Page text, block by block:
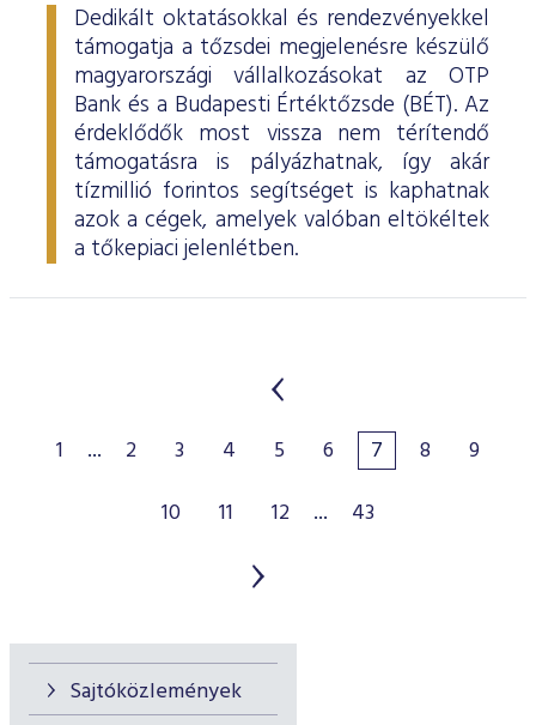
Sajtóközlemények
Dedikált oktatásokkal és rendezvényekkel
támogatja a tőzsdei megjelenésre készülő
magyarországi vállalkozásokat az OTP
Bank és a Budapesti Értéktőzsde (BÉT). Az
érdeklődők most vissza nem térítendő
támogatásra is pályázhatnak, így akár
tízmillió forintos segítséget is kaphatnak
azok a cégek, amelyek valóban eltökéltek
a tőkepiaci jelenlétben.
1 ... 2 3 4 5 6 7 8
9
10
11 12 ... 43